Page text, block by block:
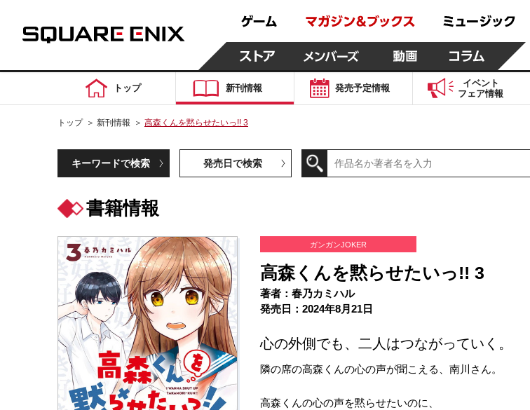
トップ 新刊情報 発売予定情報
イベント
フェア情報
トップ ＞ 新刊情報 ＞ 高森くんを黙らせたいっ!! 3
キーワードで検索 発売日で検索
書籍情報
ガンガンJOKER
高森くんを黙らせたいっ!! 3
著者：春乃カミハル
発売日：2024年8月21日
心の外側でも、二人はつながっていく。
隣の席の高森くんの心の声が聞こえる、南川さん。
高森くんの心の声を黙らせたいのに、